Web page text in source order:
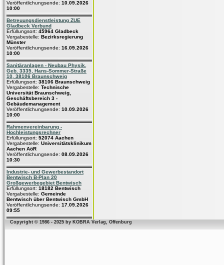
Veröffentlichungsende: 10.09.2026
10:00
Betreuungsdienstleistung ZUE
Gladbeck Verbund
Erfüllungsort: 45964 Gladbeck
Vergabestelle: Bezirksregierung
Münster
Veröffentlichungsende: 16.09.2026
10:00
Sanitäranlagen - Neubau Physik,
Geb. 3335, Hans-Sommer-Straße
10, 38106 Braunschweig
Erfüllungsort: 38106 Braunschweig
Vergabestelle: Technische
Universität Braunschweig,
Geschäftsbereich 3 -
Gebäudemanagement
Veröffentlichungsende: 10.09.2026
10:00
Rahmenvereinbarung -
Hochleistungsrechner
Erfüllungsort: 52074 Aachen
Vergabestelle: Universitätsklinikum
Aachen AöR
Veröffentlichungsende: 08.09.2026
10:30
Industrie- und Gewerbestandort
Bentwisch B-Plan 20
Großgewerbegebiet Bentwisch
Erfüllungsort: 18182 Bentwisch
Vergabestelle: Gemeinde
Bentwisch über Bentwisch GmbH
Veröffentlichungsende: 17.09.2026
09:55
Copyright © 1986 - 2025 by KOBRA Verlag, Offenburg